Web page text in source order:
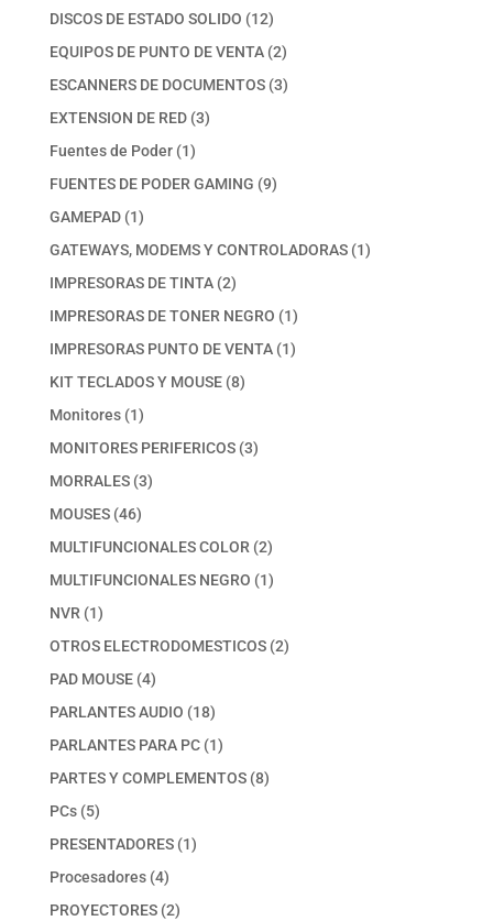
productos
DISCOS DE ESTADO SOLIDO 1212
productos
EQUIPOS DE PUNTO DE VENTA 22
productos
ESCANNERS DE DOCUMENTOS 33
EXTENSION DE RED 33
Fuentes de Poder 11
producto
FUENTES DE PODER GAMING 99
GAMEPAD 11
producto
GATEWAYS, MODEMS Y CONTROLADORAS 11
IMPRESORAS DE TINTA 22
productos
IMPRESORAS DE TONER NEGRO 11
producto
IMPRESORAS PUNTO DE VENTA 11
KIT TECLADOS Y MOUSE 88
Monitores 11
producto
MONITORES PERIFERICOS 33
MORRALES 33
MOUSES 4646
productos
MULTIFUNCIONALES COLOR 22
productos
MULTIFUNCIONALES NEGRO 11
NVR 11
producto
OTROS ELECTRODOMESTICOS 22
PAD MOUSE 44
productos
PARLANTES AUDIO 1818
productos
PARLANTES PARA PC 11
producto
PARTES Y COMPLEMENTOS 88
PCs 55
productos
PRESENTADORES 11
Procesadores 44
productos
PROYECTORES 22